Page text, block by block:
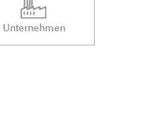
Unternehmen